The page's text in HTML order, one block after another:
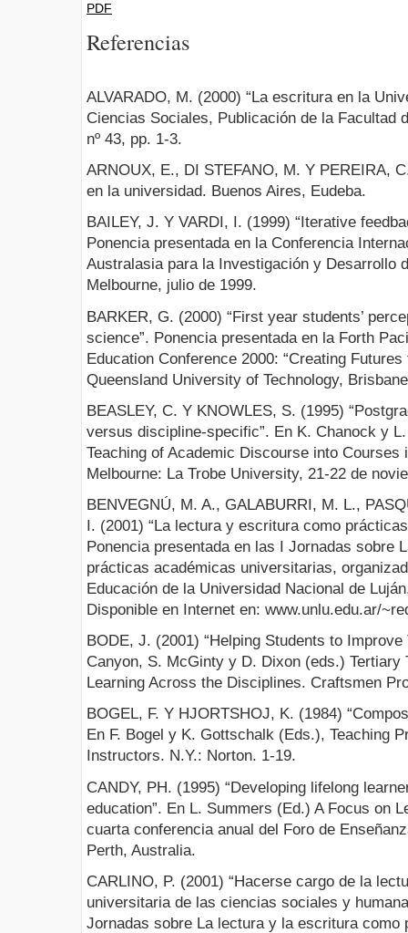
PDF
Referencias
ALVARADO, M. (2000) “La escritura en la
Ciencias Sociales, Publicación de la Facultad
nº 43, pp. 1-3.
ARNOUX, E., DI STEFANO, M. Y PEREIRA,
en la universidad. Buenos Aires, Eudeba.
BAILEY, J. Y VARDI, I. (1999) “Iterative
Ponencia presentada en la Conferencia
Australasia para la Investigación y Desarrollo
Melbourne, julio de 1999.
BARKER, G. (2000) “First year students’
science”. Ponencia presentada en la Forth
Education Conference 2000: “Creating
Queensland University of Technology,
BEASLEY, C. Y KNOWLES, S. (1995)
versus discipline-specific”. En K. Chanock y
Teaching of Academic Discourse into
Melbourne: La Trobe University, 21-22 de
BENVEGNÚ, M. A., GALABURRI, M. L.,
I. (2001) “La lectura y escritura como
Ponencia presentada en las I Jornadas sobre
prácticas académicas universitarias,
Educación de la Universidad Nacional de
Disponible en Internet en: www.unlu.edu.ar/
BODE, J. (2001) “Helping Students to
Canyon, S. McGinty y D. Dixon (eds.) Tertiary
Learning Across the Disciplines. Craftsmen
BOGEL, F. Y HJORTSHOJ, K. (1984)
En F. Bogel y K. Gottschalk (Eds.), Teaching
Instructors. N.Y.: Norton. 1-19.
CANDY, PH. (1995) “Developing lifelong
education”. En L. Summers (Ed.) A Focus on
cuarta conferencia anual del Foro de
Perth, Australia.
CARLINO, P. (2001) “Hacerse cargo de la
universitaria de las ciencias sociales y
Jornadas sobre La lectura y la escritura como